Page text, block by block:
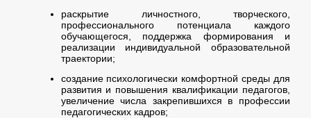
раскрытие личностного, творческого,
профессионального потенциала каждого
обучающегося, поддержка формирования и
реализации индивидуальной образовательной
траектории;
создание психологически комфортной среды для
развития и повышения квалификации педагогов,
увеличение числа закрепившихся в профессии
педагогических кадров;